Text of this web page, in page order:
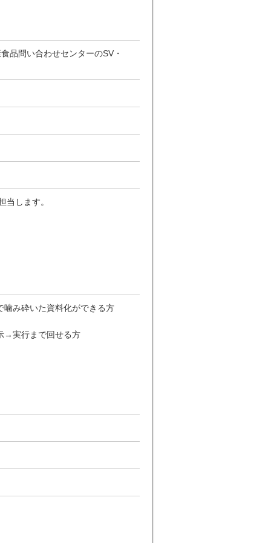
品問い合わせセンターのSV・
します。
噛み砕いた資料化ができる方
→実行まで回せる方